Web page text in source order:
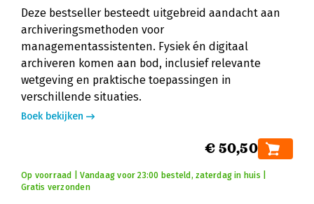
Deze bestseller besteedt uitgebreid aandacht aan
archiveringsmethoden voor
managementassistenten. Fysiek én digitaal
archiveren komen aan bod, inclusief relevante
wetgeving en praktische toepassingen in
verschillende situaties.
Boek bekijken
€ 50,50
Op voorraad | Vandaag voor 23:00 besteld, zaterdag in huis |
Gratis verzonden